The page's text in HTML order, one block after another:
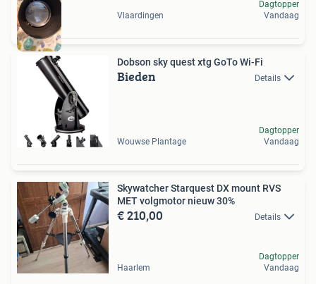
Vlaardingen
Dagtopper
Vandaag
Dobson sky quest xtg GoTo Wi-Fi
Bieden Details
Wouwse Plantage
Dagtopper
Vandaag
Skywatcher Starquest DX mount RVS
MET volgmotor nieuw 30%
€ 210,00 Details
Haarlem
Dagtopper
Vandaag